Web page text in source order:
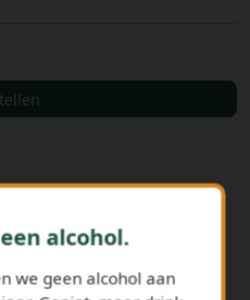
alcohol.
we geen alcohol aan